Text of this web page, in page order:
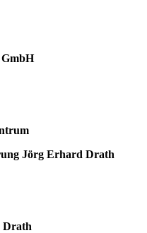
GmbH
Jörg Erhard Drath
Drath